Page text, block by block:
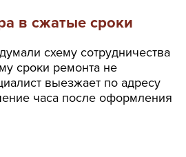
в сжатые сроки
схему сотрудничества
сроки ремонта не
выезжает по адресу
часа после оформления